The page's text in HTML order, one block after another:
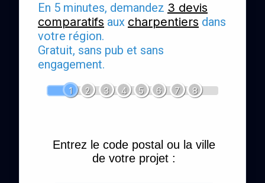
En 5 minutes, demandez 3 devis
comparatifs aux charpentiers dans
votre région.
Gratuit, sans pub et sans
engagement.
1 2 3 4 5 6 7 8
Entrez le code postal ou la ville
de votre projet :